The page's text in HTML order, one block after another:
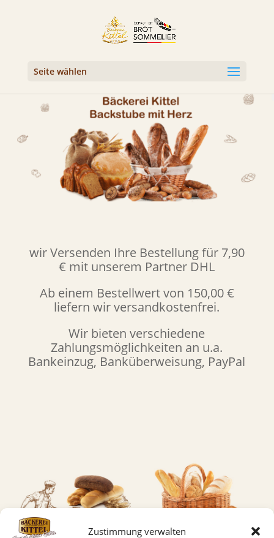
Zustimmung verwalten
Seite wählen
wir Versenden Ihre Bestellung für 7,90
€ mit unserem Partner DHL
Ab einem Bestellwert von 150,00 €
liefern wir versandkostenfrei.
Wir bieten verschiedene
Zahlungsmöglichkeiten an u.a.
Bankeinzug, Banküberweisung, PayPal